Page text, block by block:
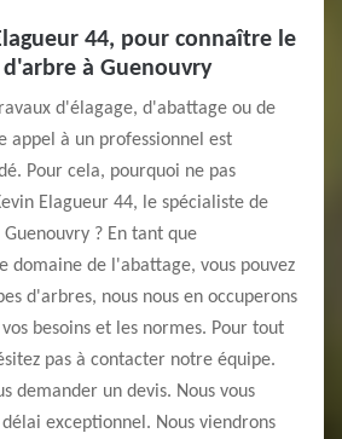
44, pour connaître le
à Guenouvry
d'élagage, d'abattage ou de
appel à un professionnel est
Pour cela, pourquoi ne pas
Elagueur 44, le spécialiste de
? En tant que
domaine de l'abattage, vous pouvez
d'arbres, nous nous en occuperons
besoins et les normes. Pour tout
pas à contacter notre équipe.
demander un devis. Nous vous
exceptionnel. Nous viendrons